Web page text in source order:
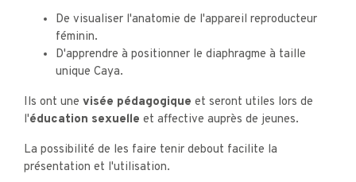
De visualiser l'anatomie de l'appareil reproducteur
féminin.
D'apprendre à positionner le diaphragme à taille
unique Caya.
Ils ont une visée pédagogique et seront utiles lors de
l'éducation sexuelle et affective auprès de jeunes.
La possibilité de les faire tenir debout facilite la
présentation et l'utilisation.